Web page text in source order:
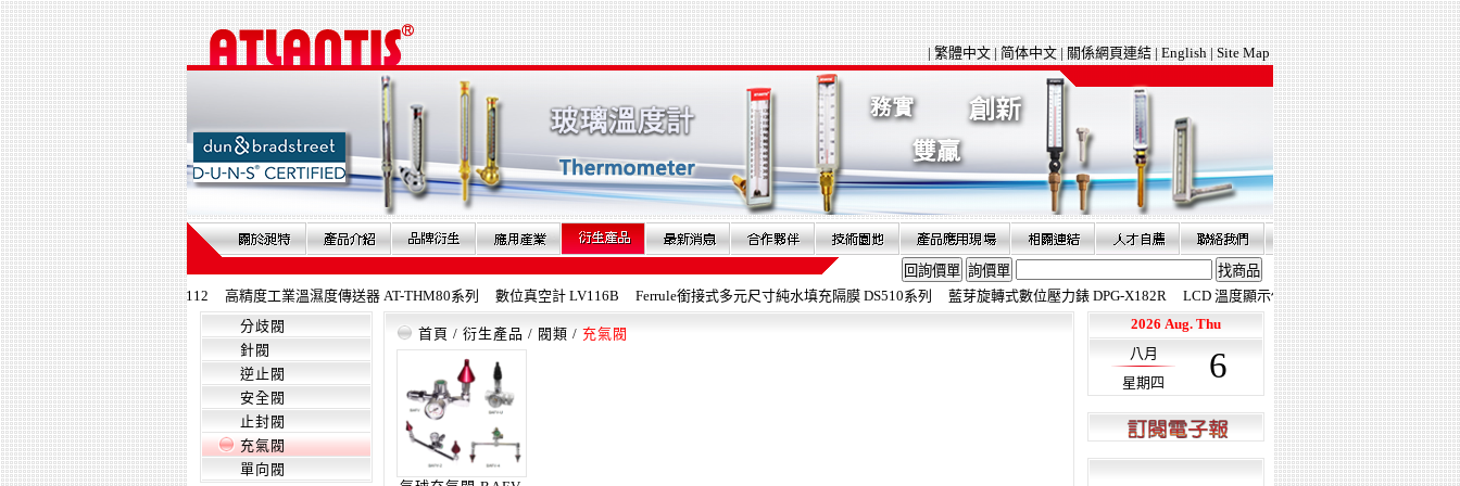
|繁體中文|简体中文|關係網頁連結|English|Site Map
壓力錶(可旋轉式) DPG-X112 高精度工業溫濕度傳送器 AT-THM80系列 數位真空計 LV116B Ferrule銜接式多元尺寸純水填充隔膜 DS510系列 藍芽旋轉式數位壓力錶 DPG-X182R LCD 溫度顯示傳送器 AT-GGT
防腐式液位傳
分歧閥
針閥
逆止閥
安全閥
止封閥
充氣閥
單向閥
首頁 / 衍生產品 / 閥類 / 充氣閥
2026 Aug. Thu
八月
星期四
6